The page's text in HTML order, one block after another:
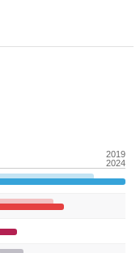
2019
2024